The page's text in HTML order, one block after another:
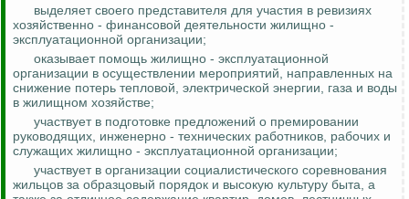
выделяет своего представителя для участия в ревизиях
хозяйственно - финансовой деятельности жилищно -
эксплуатационной организации;
оказывает помощь жилищно - эксплуатационной
организации в осуществлении мероприятий, направленных на
снижение потерь тепловой, электрической энергии, газа и воды
в жилищном хозяйстве;
участвует в подготовке предложений о премировании
руководящих, инженерно - технических работников, рабочих и
служащих жилищно - эксплуатационной организации;
участвует в организации социалистического соревнования
жильцов за образцовый порядок и высокую культуру быта, а